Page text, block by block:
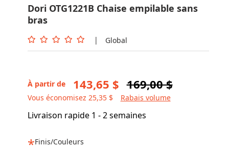
Dori OTG1221B Chaise empilable sans
bras
| Global
À partir de 143,65 $ 169,00 $
Vous économisez 25,35 $ Rabais volume
Livraison rapide 1 - 2 semaines
Finis/Couleurs